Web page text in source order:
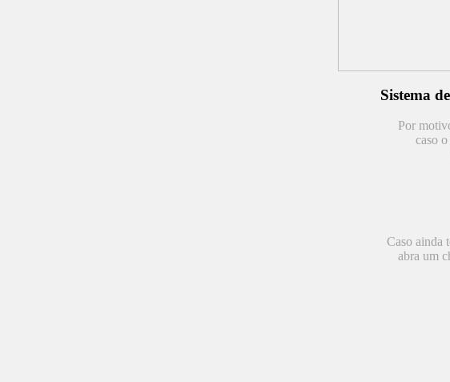
Sistema
Por
caso
Caso ainda
abra um